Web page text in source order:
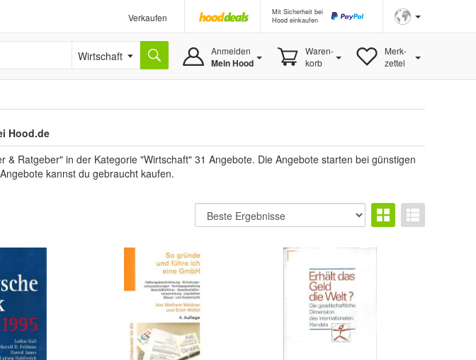
Verkaufen
Mit Sicherheit bei
Hood einkaufen
Wirtschaft Anmelden
Mein Hood
Waren-
korb
Merk-
zettel
Hood.de
Ratgeber" in der Kategorie "Wirtschaft" 31 Angebote. Die Angebote starten bei günstigen
kannst du gebraucht kaufen.